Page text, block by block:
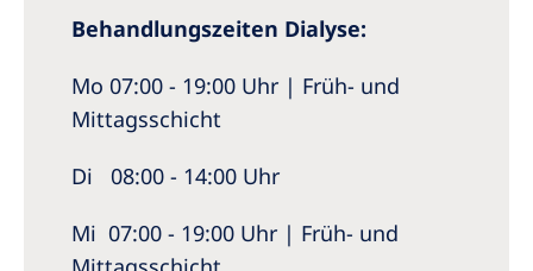
Behandlungszeiten Dialyse:
Mo 07:00 - 19:00 Uhr | Früh- und
Mittagsschicht
Di 08:00 - 14:00 Uhr
Mi 07:00 - 19:00 Uhr | Früh- und